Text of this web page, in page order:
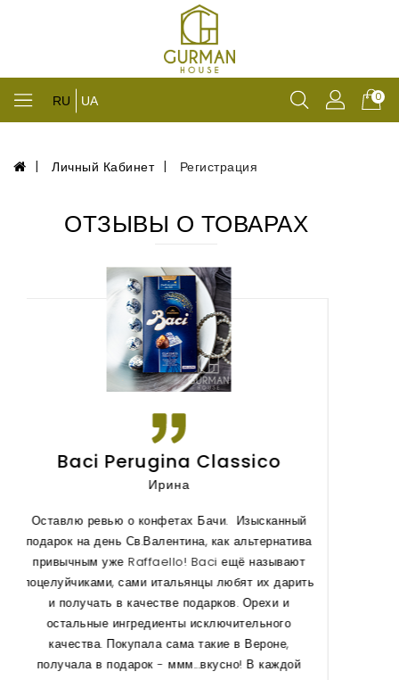
RU UA 0
Личный Кабинет Регистрация
ОТЗЫВЫ О ТОВАРАХ
Godiva
Анастасия Логвиненко
Шоколад Godiva - невероятно вкусный!!!
Нежный, сливочный вкус. С приятной, мягкой
горчинкой.